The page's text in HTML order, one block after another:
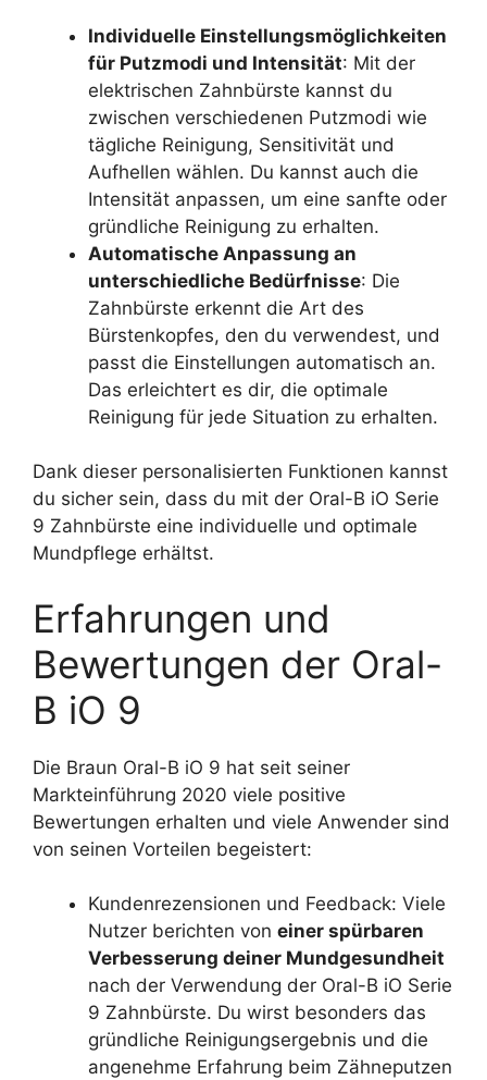
Individuelle Einstellungsmöglichkeiten
für Putzmodi und Intensität: Mit der
elektrischen Zahnbürste kannst du
zwischen verschiedenen Putzmodi wie
tägliche Reinigung, Sensitivität und
Aufhellen wählen. Du kannst auch die
Intensität anpassen, um eine sanfte oder
gründliche Reinigung zu erhalten.
Automatische Anpassung an
unterschiedliche Bedürfnisse: Die
Zahnbürste erkennt die Art des
Bürstenkopfes, den du verwendest, und
passt die Einstellungen automatisch an.
Das erleichtert es dir, die optimale
Reinigung für jede Situation zu erhalten.
Dank dieser personalisierten Funktionen kannst
du sicher sein, dass du mit der Oral-B iO Serie
9 Zahnbürste eine individuelle und optimale
Mundpflege erhältst.
Erfahrungen und
Bewertungen der Oral-
B iO 9
Die Braun Oral-B iO 9 hat seit seiner
Markteinführung 2020 viele positive
Bewertungen erhalten und viele Anwender sind
von seinen Vorteilen begeistert:
Kundenrezensionen und Feedback: Viele
Nutzer berichten von einer spürbaren
Verbesserung deiner Mundgesundheit
nach der Verwendung der Oral-B iO Serie
9 Zahnbürste. Du wirst besonders das
gründliche Reinigungsergebnis und die
angenehme Erfahrung beim Zähneputzen